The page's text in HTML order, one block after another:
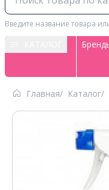
Введите название товара
Главная Каталог